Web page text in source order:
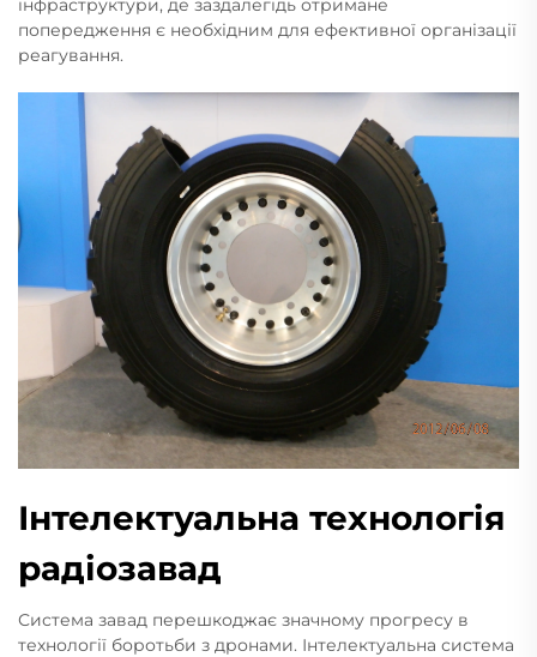
інфраструктури, де заздалегідь отримане
попередження є необхідним для ефективної організації
реагування.
Інтелектуальна технологія
радіозавад
Система завад перешкоджає значному прогресу в
технології боротьби з дронами. Інтелектуальна система